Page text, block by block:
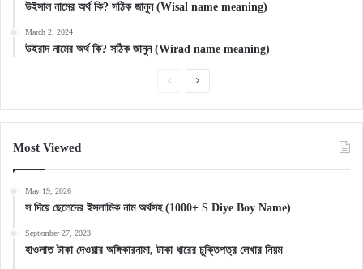
উইসাল নামের অর্থ কি? সঠিক জানুন (Wisal name meaning)
March 2, 2024
উইরাদ নামের অর্থ কি? সঠিক জানুন (Wirad name meaning)
PreviousNext
Most Viewed
May 19, 2026
স দিয়ে ছেলেদের ইসলামিক নাম অর্থসহ (1000+ S Diye Boy Name)
September 27, 2023
হাওলাত টাকা দেওয়ার অঙ্গিকারনামা, টাকা ধারের চুক্তিপত্র লেখার নিয়ম